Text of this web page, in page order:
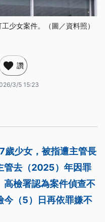
少女案件。（圖／資料照）
讚
3/5 15:23
歲少女，被指遭主管長
管去（2025）年因罪
高檢署認為案件偵查不
今（5）日再依罪嫌不